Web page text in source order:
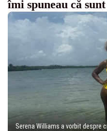
îmi spuneau că
Serena Williams a vorbit despre